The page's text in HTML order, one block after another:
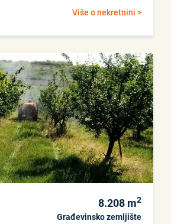
Više o nekretnini >
8.208 m2
Građevinsko zemljište